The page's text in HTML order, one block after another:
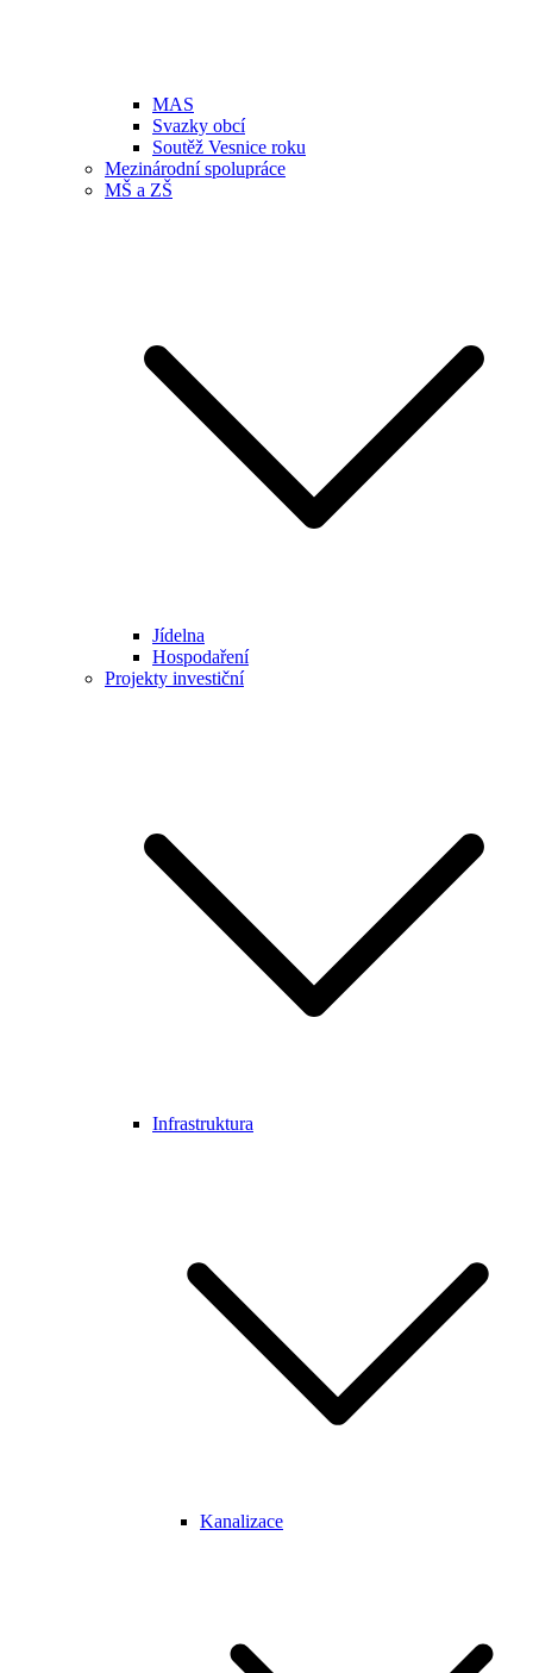
MAS
Svazky obcí
Soutěž Vesnice roku
Mezinárodní spolupráce
MŠ a ZŠ
Jídelna
Hospodaření
Projekty investiční
Infrastruktura
Kanalizace